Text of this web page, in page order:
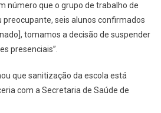
número que o grupo de trabalho de
seis alunos confirmados
tomamos a decisão de suspender
presenciais”.
que sanitização da escola está
com a Secretaria de Saúde de